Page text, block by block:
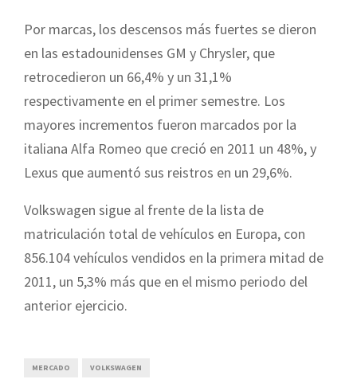
Por marcas, los descensos más fuertes se dieron
en las estadounidenses GM y Chrysler, que
retrocedieron un 66,4% y un 31,1%
respectivamente en el primer semestre. Los
mayores incrementos fueron marcados por la
italiana Alfa Romeo que creció en 2011 un 48%, y
Lexus que aumentó sus reistros en un 29,6%.
Volkswagen sigue al frente de la lista de
matriculación total de vehículos en Europa, con
856.104 vehículos vendidos en la primera mitad de
2011, un 5,3% más que en el mismo periodo del
anterior ejercicio.
MERCADO VOLKSWAGEN